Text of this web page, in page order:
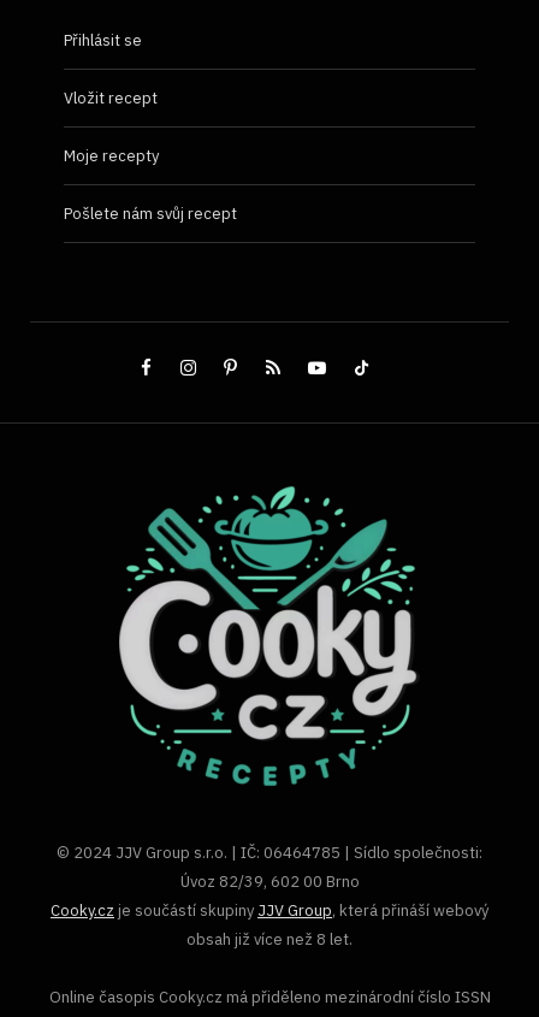
Přihlásit se
Vložit recept
Moje recepty
Pošlete nám svůj recept
© 2024 JJV Group s.r.o. | IČ: 06464785 | Sídlo společnosti:
Úvoz 82/39, 602 00 Brno
Cooky.cz je součástí skupiny JJV Group, která přináší webový
obsah již více než 8 let.
Online časopis Cooky.cz má přiděleno mezinárodní číslo ISSN